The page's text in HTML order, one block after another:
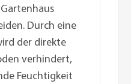
Durch eine
der direkte
verhindert,
Feuchtigkeit